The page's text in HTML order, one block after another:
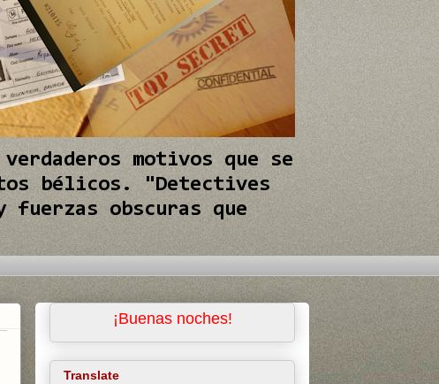
motivos que se
bélicos. "Detectives
obscuras que
¡Buenas noches!
Translate